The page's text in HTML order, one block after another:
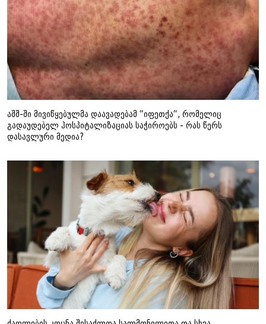
აშშ-ში მივიწყებულმა დაავადებამ “იფეთქა“, რომელიც
გადაუდებელ ჰოსპიტალიზაციას საჭიროებს - რას წერს
დასავლური მედია?